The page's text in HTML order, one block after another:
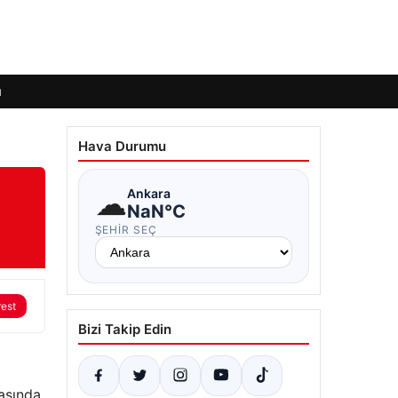
Hava Durumu
☁Ankara
NaN°C
ŞEHIR SEÇ
Bizi Takip Edin